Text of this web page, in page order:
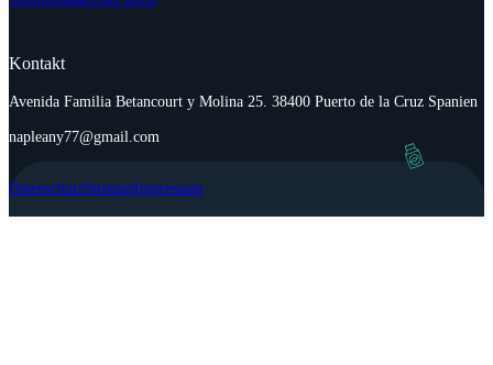
Kontakt
Avenida Familia Betancourt y Molina 25. 38400 Puerto de la Cruz Spanien
napleany77@gmail.com
DatenschutzSitemapImpressum